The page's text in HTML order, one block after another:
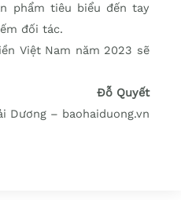
phẩm tiêu biểu đến tay
đối tác.
Việt Nam năm 2023 sẽ
Đỗ Quyết
Dương – baohaiduong.vn